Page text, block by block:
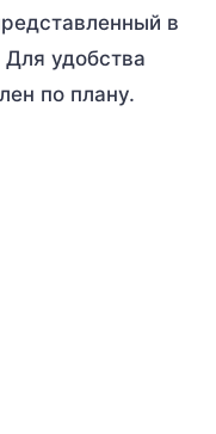
в
Для удобства
по плану.